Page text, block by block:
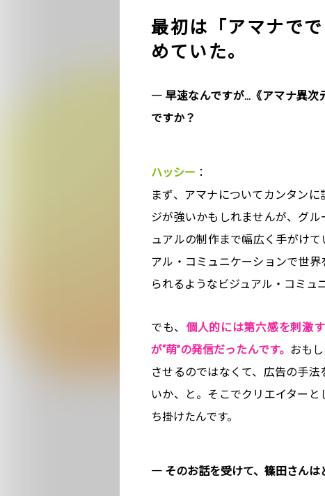
最初は「アマナで
めていた。
― 早速なんですが…《アマナ異次
ですか？
ハッシー ：
まず、アマナについてカンタン
ジが強いかもしれませんが、グ
ュアルの制作まで幅広く手がけ
アル・コミュニケーションで世
られるようなビジュアル・コミュ
でも、個人的には第六感を刺激
が“萌”の発信だったんです。 おも
させるのではなくて、広告の手
いか、と。そこでクリエイター
ち掛けたんです。
― そのお話を受けて、篠田さんは